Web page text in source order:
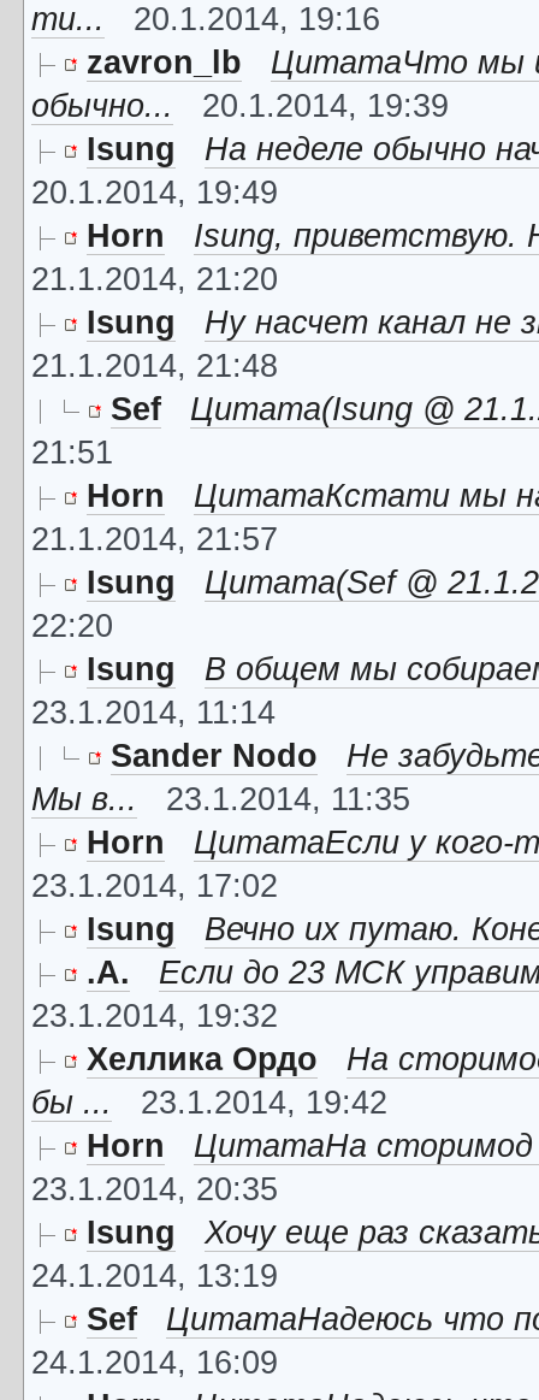
ти...
20.1.2014, 19:16
zavron_lb
ЦитатаЧто мы
обычно...
20.1.2014, 19:39
Isung
На неделе обычно
20.1.2014, 19:49
Horn
Isung, приветствую.
21.1.2014, 21:20
Isung
Ну насчет канал не
21.1.2014, 21:48
Sef
Цитата(Isung @
21:51
Horn
ЦитатаКстати мы
21.1.2014, 21:57
Isung
Цитата(Sef @
22:20
Isung
В общем мы
23.1.2014, 11:14
Sander Nodo
Не
Мы в...
23.1.2014, 11:35
Horn
ЦитатаЕсли у кого-
23.1.2014, 17:02
Isung
Вечно их путаю.
.A.
Если до 23 МСК
23.1.2014, 19:32
Хеллика Ордо
На
бы ...
23.1.2014, 19:42
Horn
ЦитатаНа сторимод
23.1.2014, 20:35
Isung
Хочу еще раз
24.1.2014, 13:19
Sef
ЦитатаНадеюсь что
24.1.2014, 16:09